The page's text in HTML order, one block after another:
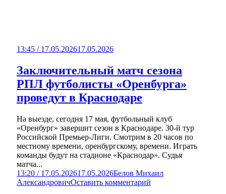
13:45 / 17.05.202617.05.2026
Заключительный матч сезона
РПЛ футболисты «Оренбурга»
проведут в Краснодаре
На выезде, сегодня 17 мая, футбольный клуб
«Оренбург» завершит сезон в Краснодаре. 30-й тур
Российской Премьер-Лиги. Смотрим в 20 часов по
местному времени, оренбургскому, времени. Играть
команды будут на стадионе «Краснодар». Судья
матча...
13:20 / 17.05.202617.05.2026Белов Михаил
АлександровичОставить комментарий